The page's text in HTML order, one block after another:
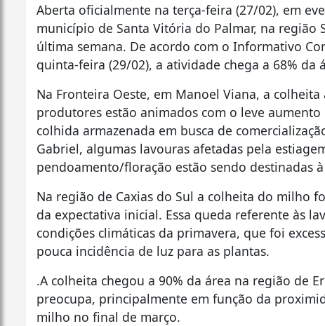
Aberta oficialmente na terça-feira (27/02), em
município de Santa Vitória do Palmar, na
última semana. De acordo com o Informativo
quinta-feira (29/02), a atividade chega a 68%
Na Fronteira Oeste, em Manoel Viana, a
produtores estão animados com o leve
colhida armazenada em busca de
Gabriel, algumas lavouras afetadas pela
pendoamento/floração estão sendo destinadas
Na região de Caxias do Sul a colheita do milho
da expectativa inicial. Essa queda referente às
condições climáticas da primavera, que foi
pouca incidência de luz para as plantas.
.A colheita chegou a 90% da área na região de
preocupa, principalmente em função da
milho no final de março.